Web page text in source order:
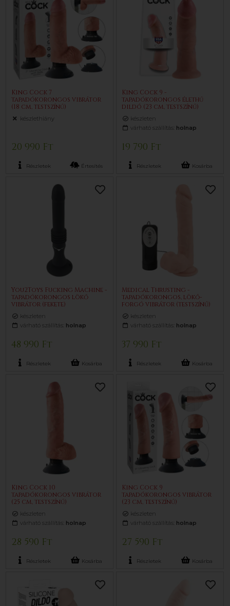
King Cock 7
tapadókorongos vibrátor
(18 cm, testszínű)
készlethiány
20 990 Ft
Részletek Értesítés
King Cock 9 -
tapadókorongos élethű
dildó (23 cm, testszínű)
készleten
várható szállítás: holnap
19 790 Ft
Részletek Kosárba
You2Toys Fucking Machine -
tapadókorongos lökő
vibrátor (fekete)
készleten
várható szállítás: holnap
48 990 Ft
Részletek Kosárba
Medical Thrusting -
tapadókorongos, lökő-
forgó vibrátor (testszínű)
készleten
várható szállítás: holnap
37 990 Ft
Részletek Kosárba
King Cock 10
tapadókorongos vibrátor
(25 cm, testszínű)
készleten
várható szállítás: holnap
28 590 Ft
Részletek Kosárba
King Cock 9
tapadókorongos vibrátor
(23 cm, testszínű)
készleten
várható szállítás: holnap
27 590 Ft
Részletek Kosárba